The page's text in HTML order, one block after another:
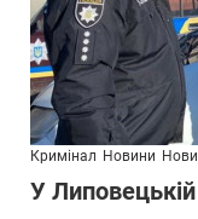
Кримінал Новини
У